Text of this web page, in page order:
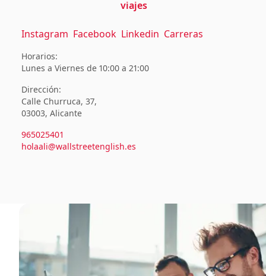
viajes
Instagram Facebook Linkedin Carreras
Horarios:
Dirección:
Calle Churruca, 37,
03003, Alicante
965025401
holaali@wallstreetenglish.es